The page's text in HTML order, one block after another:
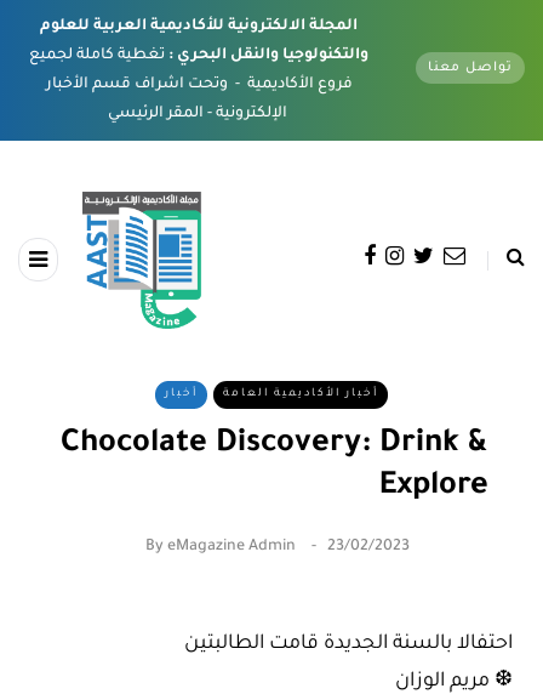
المجلة الالكترونية للأكاديمية العربية للعلوم
والتكنولوجيا والنقل البحري : تغطية كاملة لجميع
فروع الأكاديمية - وتحت اشراف قسم الأخبار
تواصل معنا
أخبار أخبار الأكاديمية العامة
Chocolate Discovery: Drink &
Explore
By eMagazine Admin 23/02/2023
احتفالا بالسنة الجديدة قامت الطالبتين
❆ مريم الوزان